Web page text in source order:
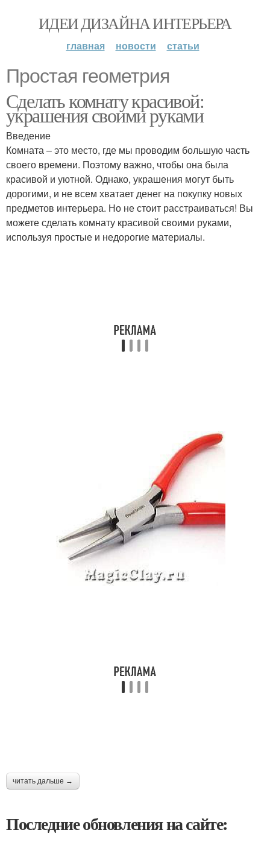
ИДЕИ ДИЗАЙНА ИНТЕРЬЕРА
главная новости статьи
Простая геометрия
Сделать комнату красивой:
украшения своими руками
Введение
Комната – это место, где мы проводим большую часть
своего времени. Поэтому важно, чтобы она была
красивой и уютной. Однако, украшения могут быть
дорогими, и не всем хватает денег на покупку новых
предметов интерьера. Но не стоит расстраиваться! Вы
можете сделать комнату красивой своими руками,
используя простые и недорогие материалы.
читать дальше →
Последние обновления на сайте: